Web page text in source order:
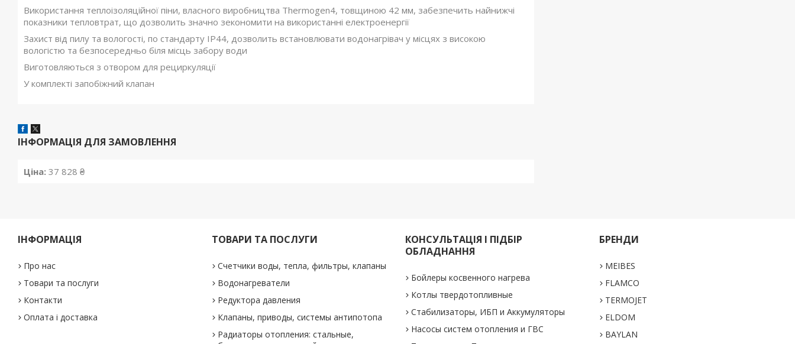
Використання теплоізоляційної піни, власного виробництва Thermogen4, товщиною 42 мм, забезпечить найнижчі
показники тепловтрат, що дозволить значно зекономити на використанні електроенергії
Захист від пилу та вологості, по стандарту ІР44, дозволить встановлювати водонагрівач у місцях з високою
вологістю та безпосередньо біля місць забору води
Виготовляються з отвором для рециркуляції
У комплекті запобіжний клапан
ІНФОРМАЦІЯ ДЛЯ ЗАМОВЛЕННЯ
Ціна: 37 828 ₴
ІНФОРМАЦІЯ
Про нас
Товари та послуги
Контакти
Оплата і доставка
ТОВАРИ ТА ПОСЛУГИ
Счетчики воды, тепла, фильтры, клапаны
Водонагреватели
Редуктора давления
Клапаны, приводы, системы антипотопа
Радиаторы отопления: стальные,
КОНСУЛЬТАЦІЯ І ПІДБІР
ОБЛАДНАННЯ
Бойлеры косвенного нагрева
Котлы твердотопливные
Стабилизаторы, ИБП и Аккумуляторы
Насосы систем отопления и ГВС
БРЕНДИ
MEIBES
FLAMCO
TERMOJET
ELDOM
BAYLAN